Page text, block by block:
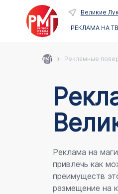
Великие
РЕКЛАМА НА ТВ
Рекламные
Реклама на
привлечь как
преимуществ
размещение на